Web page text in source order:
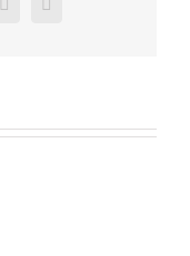
PinterestVk